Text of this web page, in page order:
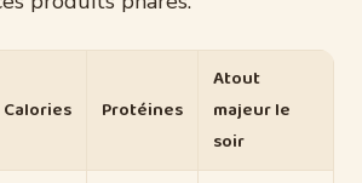
Calories Protéines
Atout
majeur le
soir